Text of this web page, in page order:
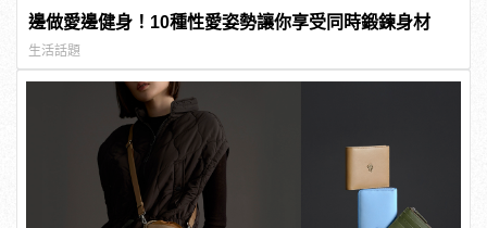
邊做愛邊健身！10種性愛姿勢讓你享受同時鍛鍊身材
生活話題